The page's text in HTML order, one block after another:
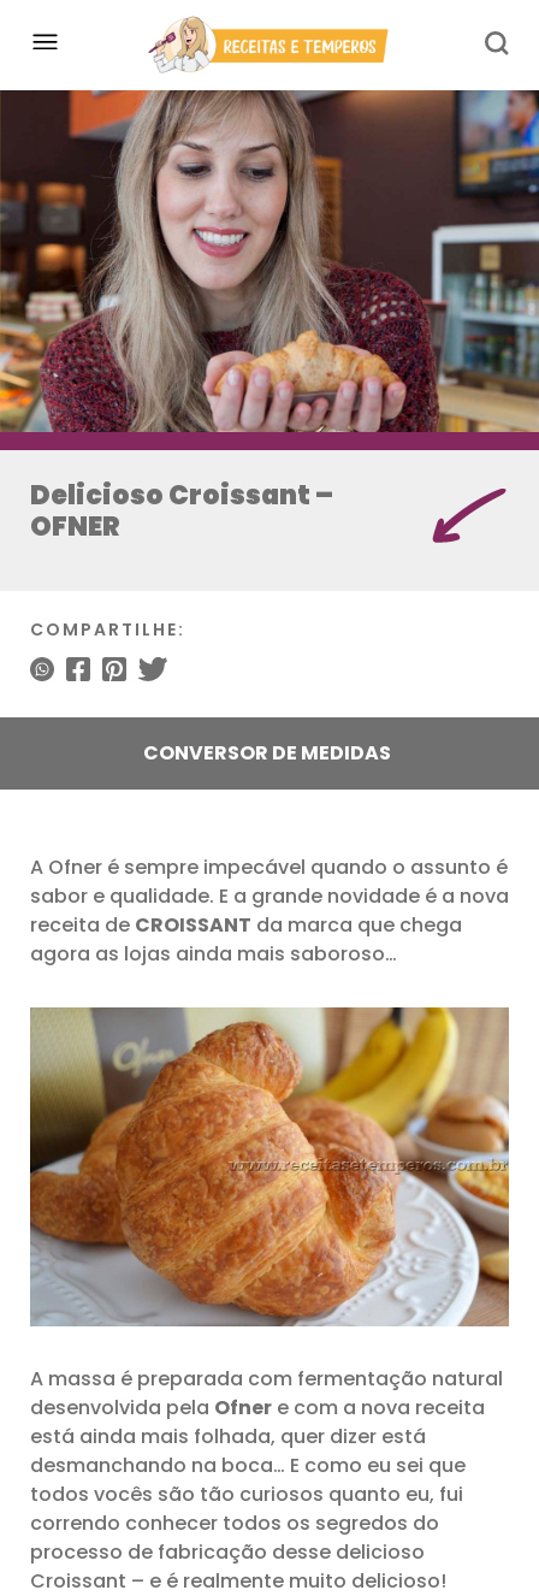
Delicioso Croissant –
OFNER
COMPARTILHE:
CONVERSOR DE MEDIDAS
A Ofner é sempre impecável quando o assunto é
sabor e qualidade. E a grande novidade é a nova
receita de CROISSANT da marca que chega
agora as lojas ainda mais saboroso…
A massa é preparada com fermentação natural
desenvolvida pela Ofner e com a nova receita
está ainda mais folhada, quer dizer está
desmanchando na boca… E como eu sei que
todos vocês são tão curiosos quanto eu, fui
correndo conhecer todos os segredos do
processo de fabricação desse delicioso
Croissant – e é realmente muito delicioso!